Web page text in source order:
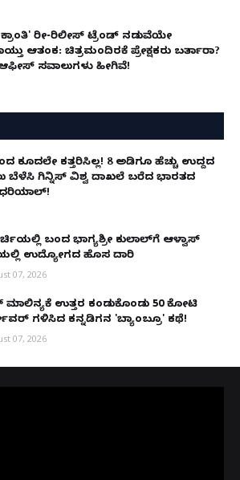
ಕ್ರಾಂತಿ' ರೀ-ರಿಲೀಸ್ ಟ್ರೆಂಡ್ ನಡುವೆಯೇ
ಆತಂಕ: ಚಿತ್ರಮಂದಿರಕ್ಕೆ ಪ್ರೇಕ್ಷಕರು ಬರ್ತಾರಾ?
ಸವಾಲುಗಳು ಹೀಗಿವೆ!
ಕೂದಲೇ ಕತ್ತರಿಸಿಲ್ಲ! 8 ಅಡಿಗೂ ಹೆಚ್ಚು ಉದ್ದದ
ಬೆಳೆಸಿ ಗಿನ್ನಿಸ್ ವಿಶ್ವ ದಾಖಲೆ ಬರೆದ ಭಾರತದ
ಧರಿಯಾಲ್!
ಬಂದ ಭಾಗ್ಯಶ್ರೀ ಕುಲಾಲ್‌ಗೆ ಆಳ್ವಾಸ್
ಉದ್ಯೋಗದ ಹೊಸ ದಾರಿ
07, 2026
ಮಾಲಿನ್ಯಕ್ಕೆ ಉತ್ತರ ಕಂಡುಕೊಂಡು ₹50 ಕೋಟಿ
ಗಳಿಸಿದ ಕನ್ನಡಿಗನ 'ಬ್ಯಾಂಬ್ರೂ' ಕಥೆ!
07, 2026